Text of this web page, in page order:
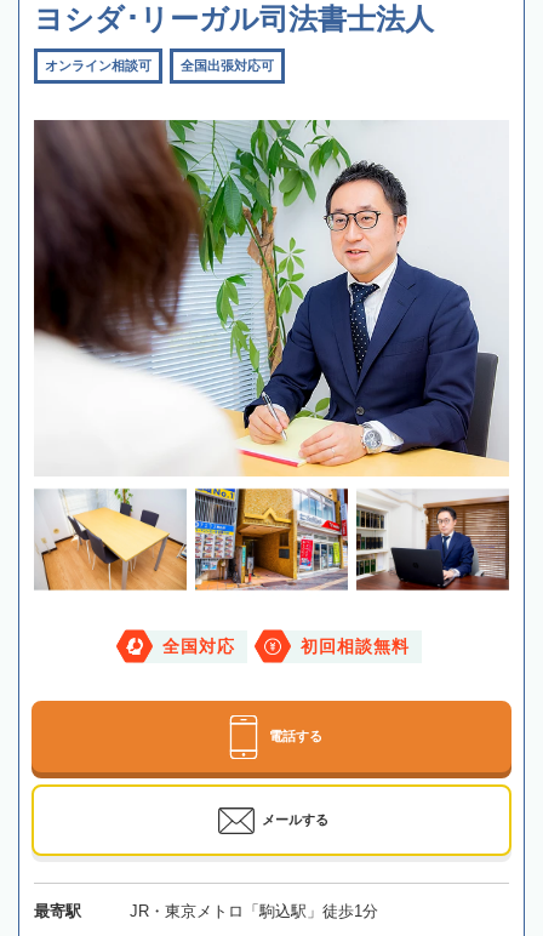
ヨシダ･リーガル司法書士法人
オンライン相談可 全国出張対応可
全国対応 初回相談無料
電話する
メールする
最寄駅 JR・東京メトロ「駒込駅」徒歩1分